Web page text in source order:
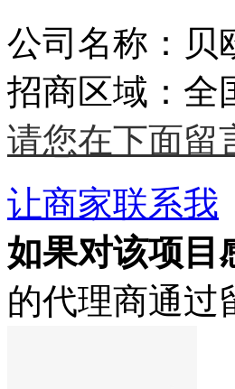
公司名称：贝
招商区域：全
请您在下面留
让商家联系我
如果对该项目
的代理商通过